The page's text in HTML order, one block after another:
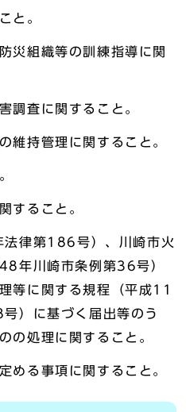
と。
災組織等の訓練指導に関
調査に関すること。
維持管理に関すること。
すること。
律第186号）、川崎市火
年川崎市条例第36号）
等に関する規程（平成11
）に基づく届出等のう
の処理に関すること。
める事項に関すること。